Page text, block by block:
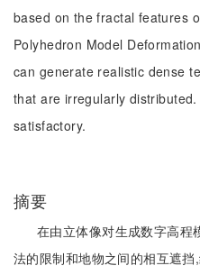
based on the fractal features
Polyhedron Model
can generate realistic dense
that are irregularly
satisfactory.
摘要
在由立体像对生成数字高
法的限制和地物之间的相互遮